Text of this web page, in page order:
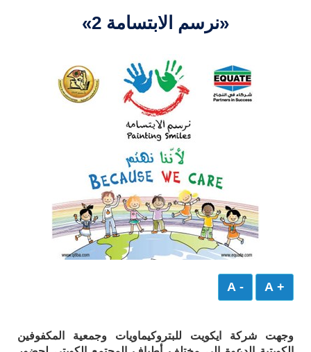
«نرسم الابتسامة 2»
+ A
- A
وجهت شركة ايكويت للبتروكيماويات وجمعية المكفوفين